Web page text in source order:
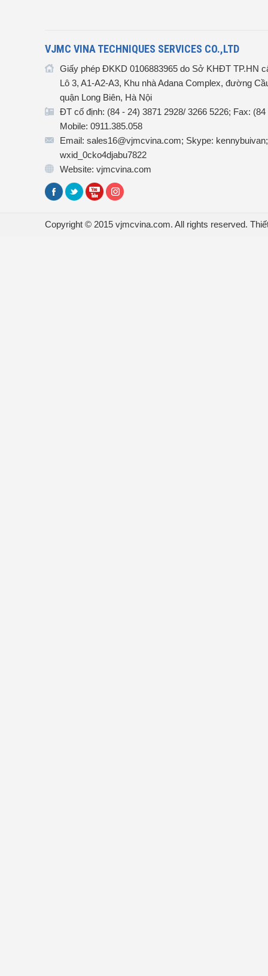
VJMC VINA TECHNIQUES SERVICES CO.,LTD
Giấy phép ĐKKD 0106883965 do Sở KHĐT TP.HN
Lô 3, A1-A2-A3, Khu nhà Adana Complex, đường
quận Long Biên, Hà Nội
ĐT cố định: (84 - 24) 3871 2928/ 3266 5226; Fax:
Mobile: 0911.385.058
Email: sales16@vjmcvina.com; Skype:
wxid_0cko4djabu7822
Website: vjmcvina.com
Copyright © 2015 vjmcvina.com. All rights reserved.